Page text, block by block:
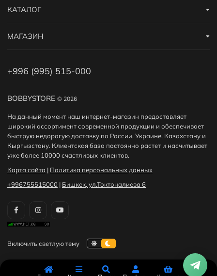
BOBBYSTORE © 2026
На данный момент наш интернет-магазин предоставляет
широкий ассортимент современной продукции и обеспечивает
быструю недорогую доставку по России, Украине, Казахстану и
Кыргызстану. Клиентская база постоянно растет и насчитывает
уже более 10000 счастливых клиентов.
Карта сайта | Политика персональных данных
+996755515000 | Бишкек, ул.Токтоналиева 6
КАТАЛОГ
МАГАЗИН
+996 (995) 515-000